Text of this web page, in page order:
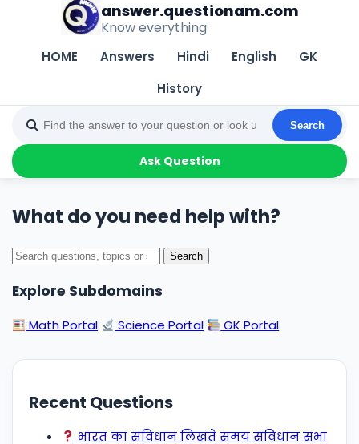
answer.questionam.com
Know everything
HOME Answers Hindi English
GK
History
Search
Ask Question
What do you need help with?
Search
Explore Subdomains
Math Portal Science Portal GK Portal
Recent Questions
भारत का संविधान लिखते समय संविधान सभा